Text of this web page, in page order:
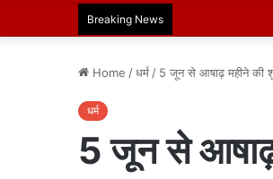
Breaking News
Home /धर्म / 5 जून से आषाढ़ महीने की
धर्म
5 जून से आषाढ़